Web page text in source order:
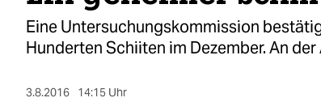
Eine Untersuchungskommission
Hunderten Schiiten im Dezember. An
3.8.2016 14:15 Uhr